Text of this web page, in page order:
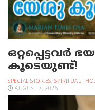
ഒറ്റപ്പെട്ടവര്‍
കൂടെയുണ്ട്!
SPECIAL STORIES, SPIRITUAL
AUGUST 7, 2026